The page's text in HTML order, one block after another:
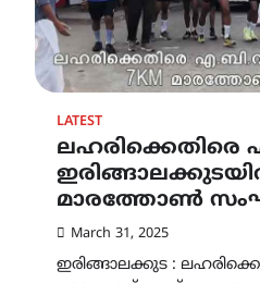
LATEST
ലഹരിക്കെതിരെ
മാരത്തോൺ
March 31, 2025
ഇരിങ്ങാലക്കുട :